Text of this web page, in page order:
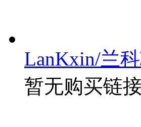
LanKxin/兰
暂无购买链